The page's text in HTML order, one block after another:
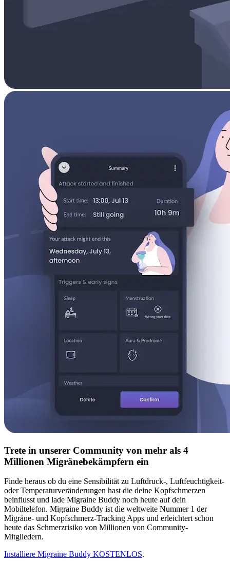
Trete in unserer Community von mehr als 4
Millionen Migränebekämpfern ein
Finde heraus ob du eine Sensibilität zu Luftdruck-, Luftfeuchtigkeit-
oder Temperaturveränderungen hast die deine Kopfschmerzen
beinflusst und lade Migraine Buddy noch heute auf dein
Mobiltelefon. Migraine Buddy ist die weltweite Nummer 1 der
Migräne- und Kopfschmerz-Tracking Apps und erleichtert schon
heute das Schmerzrisiko von Millionen von Community-
Mitgliedern.
Installiere Migraine Buddy KOSTENLOS.